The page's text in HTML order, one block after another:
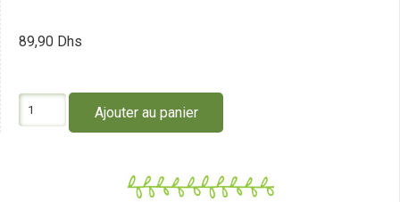
89,90 Dhs
Ajouter au panier